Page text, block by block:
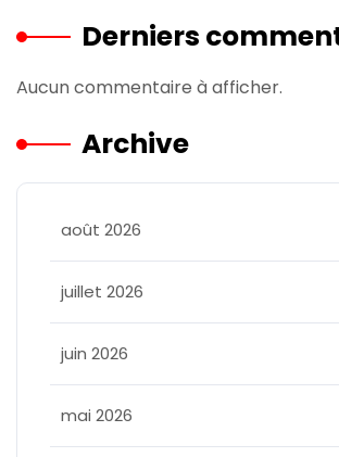
Derniers
Aucun commentaire à afficher.
Archive
août 2026
juillet 2026
juin 2026
mai 2026